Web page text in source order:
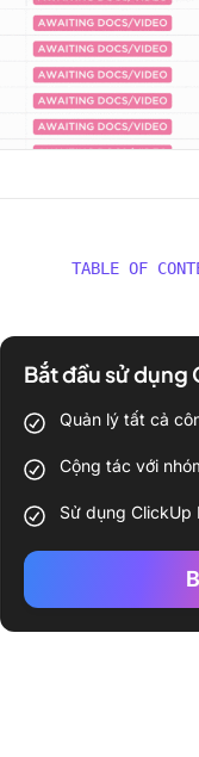
TABLE OF
Bắt đầu sử dụng
Quản lý tất cả
Cộng tác với
Sử dụng ClickUp